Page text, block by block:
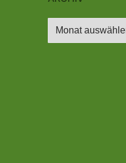
Archiv